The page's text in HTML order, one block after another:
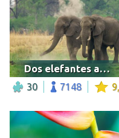
Dos elefantes africanos
30 7148